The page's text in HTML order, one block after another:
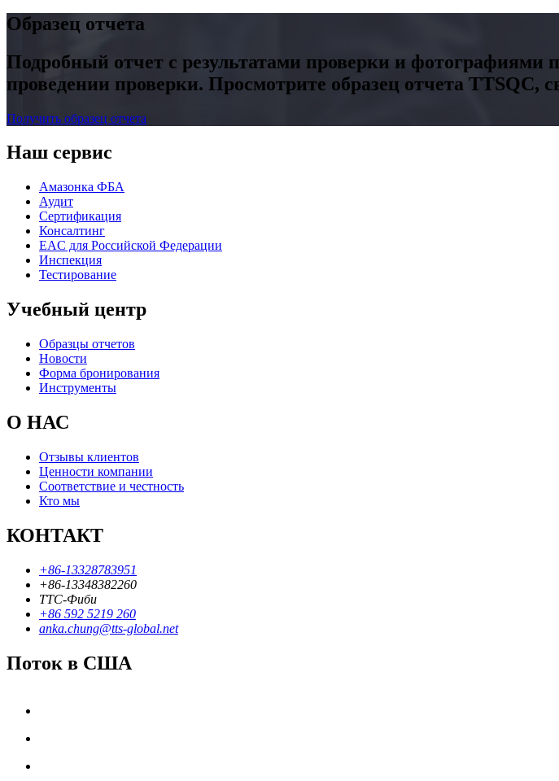
Образец отчета
Подробный отчет с результатами проверки и фотографиями
проведении проверки. Просмотрите образец отчета TTSQC,
Получить образец отчета
Наш сервис
Амазонка ФБА
Аудит
Сертификация
Консалтинг
EAC для Российской Федерации
Инспекция
Тестирование
Учебный центр
Образцы отчетов
Новости
Форма бронирования
Инструменты
О НАС
Отзывы клиентов
Ценности компании
Соответствие и честность
Кто мы
КОНТАКТ
+86-13328783951
+86-13348382260
ТТС-Фиби
+86 592 5219 260
anka.chung@tts-global.net
Поток в США